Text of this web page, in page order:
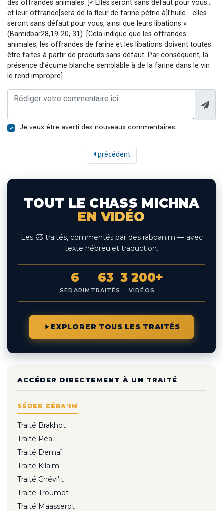
des offrandes animales :]« Elles seront sans défaut pour vous…
et leur offrande[sera de la fleur de farine pétrie à]l’huile… elles
seront sans défaut pour vous, ainsi que leurs libations »
(Bamidbar28,19-20, 31). [Cela indique que les offrandes
animales, les offrandes de farine et les libations doivent toutes
être faites à partir de produits sans défaut. Par conséquent, la
présence d’écume blanche semblable à de la farine dans le vin
le rend impropre].
Je veux être averti des nouveaux commentaires
précédent
TOUT LE CHASS MICHNA
EN VIDÉO
Les 63 traités, commentés par des rabbanim — avec
texte hébreu et traduction.
6
SEDARIM
63
TRAITÉS
3 200+
VIDÉOS
EXPLORER TOUS LES TRAITÉS
ACCÉDER DIRECTEMENT À UN TRAITÉ
SÉDER ZÉRA'IM
Traité Brakhot
Traité Péa
Traité Demaï
Traité Kilaïm
Traité Chévi'it
Traité Troumot
Traité Maasserot